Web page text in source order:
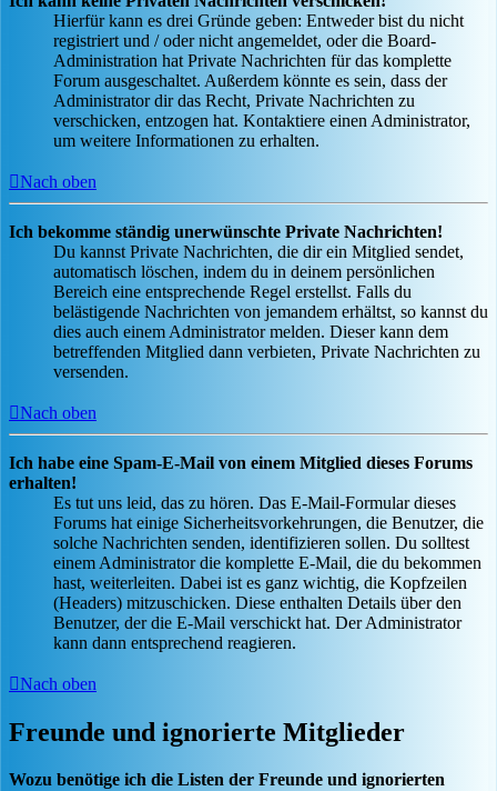
Hierfür kann es drei Gründe geben: Entweder bist du nicht
registriert und / oder nicht angemeldet, oder die Board-
Administration hat Private Nachrichten für das komplette
Forum ausgeschaltet. Außerdem könnte es sein, dass der
Administrator dir das Recht, Private Nachrichten zu
verschicken, entzogen hat. Kontaktiere einen Administrator,
um weitere Informationen zu erhalten.
Nach oben
Ich bekomme ständig unerwünschte Private Nachrichten!
Du kannst Private Nachrichten, die dir ein Mitglied sendet,
automatisch löschen, indem du in deinem persönlichen
Bereich eine entsprechende Regel erstellst. Falls du
belästigende Nachrichten von jemandem erhältst, so kannst du
dies auch einem Administrator melden. Dieser kann dem
betreffenden Mitglied dann verbieten, Private Nachrichten zu
versenden.
Nach oben
Ich habe eine Spam-E-Mail von einem Mitglied dieses Forums
erhalten!
Es tut uns leid, das zu hören. Das E-Mail-Formular dieses
Forums hat einige Sicherheitsvorkehrungen, die Benutzer, die
solche Nachrichten senden, identifizieren sollen. Du solltest
einem Administrator die komplette E-Mail, die du bekommen
hast, weiterleiten. Dabei ist es ganz wichtig, die Kopfzeilen
(Headers) mitzuschicken. Diese enthalten Details über den
Benutzer, der die E-Mail verschickt hat. Der Administrator
kann dann entsprechend reagieren.
Nach oben
Freunde und ignorierte Mitglieder
Wozu benötige ich die Listen der Freunde und ignorierten